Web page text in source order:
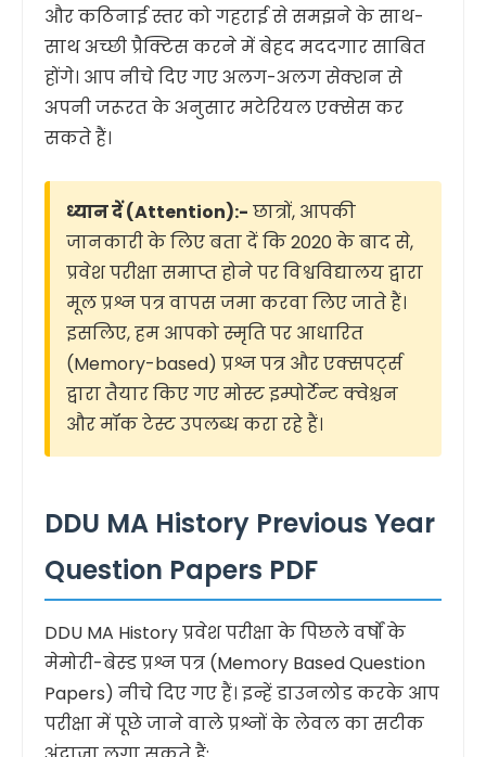
और कठिनाई स्तर को गहराई से समझने के साथ-
साथ अच्छी प्रैक्टिस करने में बेहद मददगार साबित
होंगे। आप नीचे दिए गए अलग-अलग सेक्शन से
अपनी जरूरत के अनुसार मटेरियल एक्सेस कर
सकते हैं।
ध्यान दें (Attention):- छात्रों, आपकी
जानकारी के लिए बता दें कि 2020 के बाद से,
प्रवेश परीक्षा समाप्त होने पर विश्वविद्यालय द्वारा
मूल प्रश्न पत्र वापस जमा करवा लिए जाते हैं।
इसलिए, हम आपको स्मृति पर आधारित
(Memory-based) प्रश्न पत्र और एक्सपर्ट्स
द्वारा तैयार किए गए मोस्ट इम्पोर्टेन्ट क्वेश्चन
और मॉक टेस्ट उपलब्ध करा रहे हैं।
DDU MA History Previous Year
Question Papers PDF
DDU MA History प्रवेश परीक्षा के पिछले वर्षों के
मेमोरी-बेस्ड प्रश्न पत्र (Memory Based Question
Papers) नीचे दिए गए हैं। इन्हें डाउनलोड करके आप
परीक्षा में पूछे जाने वाले प्रश्नों के लेवल का सटीक